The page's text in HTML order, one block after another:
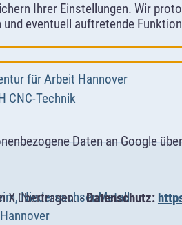
Ihrer Einstellungen. Wir
eventuell auftretende
Daten an Google
X übertragen. -Datenschutz:
für Arbeit Hannover
CNC-Technik
NiedersachsenMetall